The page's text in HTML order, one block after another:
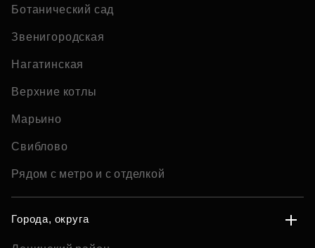
Ботанический сад
Звенигородская
Нагатинская
Верхние котлы
Марьино
Свиблово
Рядом с метро и с отделкой
Города, округа